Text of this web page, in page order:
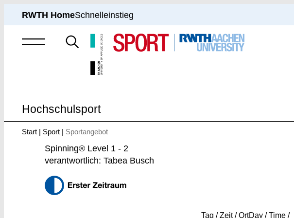
RWTH HomeSchnelleinstieg
Suche
nach
Hochschulsport
hier:
Start Sport Sportangebot
Spinning® Level 1 - 2
verantwortlich: Tabea Busch
Tag / Zeit / OrtDay / Time /